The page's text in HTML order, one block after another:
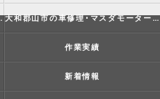
スの評判 大和郡山市の車修理･マスダモータースのお客様の声
作業実績
新着情報